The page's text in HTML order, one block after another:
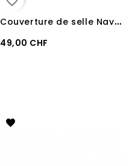
C
ouverture de selle Navajo Sierra
49,00 CHF